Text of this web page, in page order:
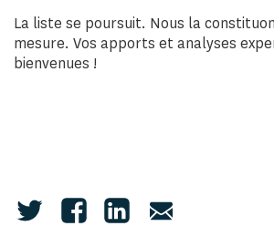
La liste se poursuit. Nous la
mesure. Vos apports et analyses
bienvenues !